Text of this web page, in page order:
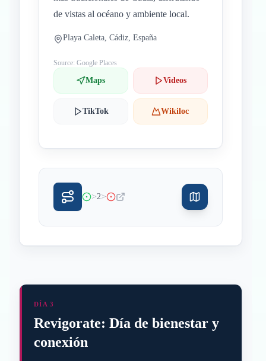
de vistas al océano y ambiente local.
Playa Caleta, Cádiz, España
Source: Google Places
Maps Videos
TikTok Wikiloc
>2>
DÍA 3
Revigorate: Día de bienestar y
conexión